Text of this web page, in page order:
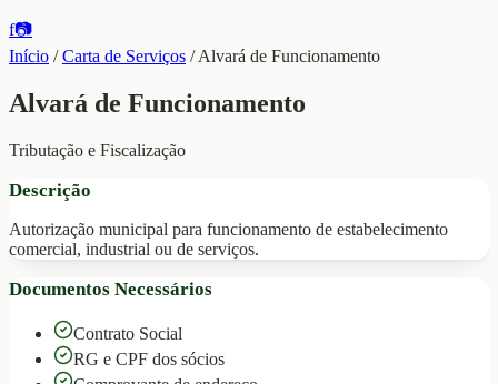
f📷
Início /Carta de Serviços /Alvará de Funcionamento
Alvará de Funcionamento
Tributação e Fiscalização
Descrição
Autorização municipal para funcionamento de estabelecimento
comercial, industrial ou de serviços.
Documentos Necessários
Contrato Social
RG e CPF dos sócios